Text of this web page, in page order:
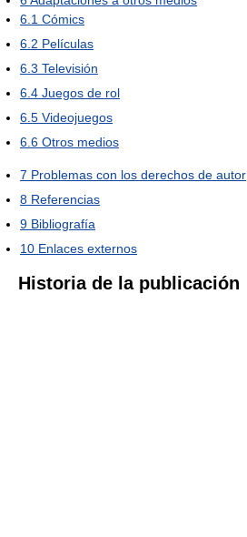
6.1 Cómics
6.2 Películas
6.3 Televisión
6.4 Juegos de rol
6.5 Videojuegos
6.6 Otros medios
7 Problemas con los derechos de autor
8 Referencias
9 Bibliografía
10 Enlaces externos
Historia de la publicación